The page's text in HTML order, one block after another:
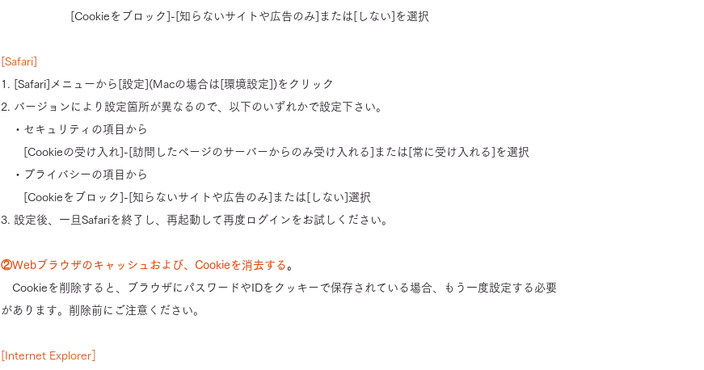
[Cookieをブロック]-[知らないサイトや広告のみ]または[しない]を選択
[Safari]
1. [Safari]メニューから[設定](Macの場合は[環境設定])をクリック
2. バージョンにより設定箇所が異なるので、以下のいずれかで設定下さい。
・セキュリティの項目から
[Cookieの受け入れ]-[訪問したページのサーバーからのみ受け入れる]または[常に受け入れる]を選択
・プライバシーの項目から
[Cookieをブロック]-[知らないサイトや広告のみ]または[しない]選択
3. 設定後、一旦Safariを終了し、再起動して再度ログインをお試しください。
②Webブラウザのキャッシュおよび、Cookieを消去する 。
Cookieを削除すると、ブラウザにパスワードやIDをクッキーで保存されている場合、もう一度設定する必要
があります。削除前にご注意ください。
[Internet Explorer］